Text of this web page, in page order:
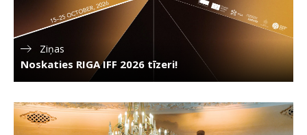
Ziņas
Noskaties RIGA IFF 2026 tīzeri!